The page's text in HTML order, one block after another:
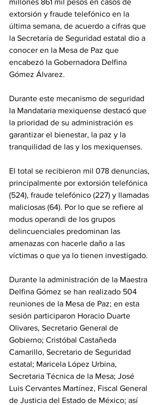
millones 861 mil pesos en casos de
extorsión y fraude telefónico en la
última semana, de acuerdo a cifras que
la Secretaría de Seguridad estatal dio a
conocer en la Mesa de Paz que
encabezó la Gobernadora Delfina
Gómez Álvarez.
Durante este mecanismo de seguridad
la Mandataria mexiquense destacó que
la prioridad de su administración es
garantizar el bienestar, la paz y la
tranquilidad de las y los mexiquenses.
El total se recibieron mil 078 denuncias,
principalmente por extorsión telefónica
(524), fraude telefónico (227) y llamadas
maliciosas (64). Por lo que se refiere al
modus operandi de los grupos
delincuenciales predominan las
amenazas con hacerle daño a las
víctimas o que ya lo tienen investigado.
Durante la administración de la Maestra
Delfina Gómez se han realizado 504
reuniones de la Mesa de Paz; en esta
sesión participaron Horacio Duarte
Olivares, Secretario General de
Gobierno; Cristóbal Castañeda
Camarillo, Secretario de Seguridad
estatal; Maricela López Urbina,
Secretaria Técnica de la Mesa; José
Luis Cervantes Martínez, Fiscal General
de Justicia del Estado de México; así